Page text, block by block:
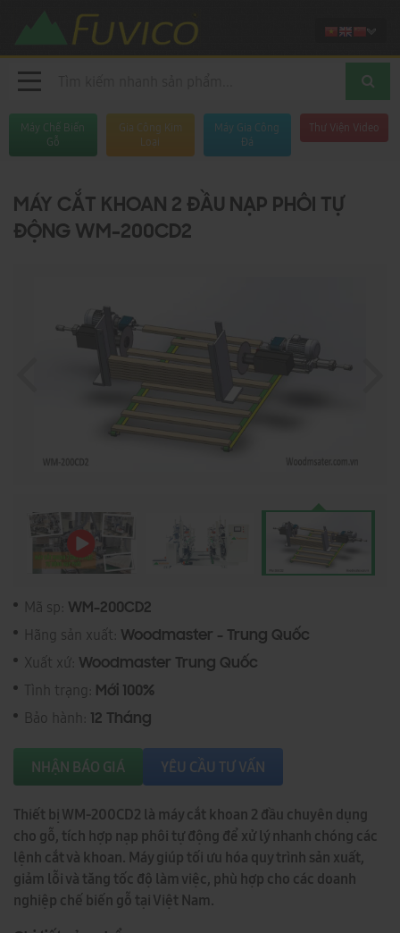
Máy Chế Biến
Gỗ
Gia Công Kim
Loại
Máy Gia Công
Đá
Thư Viện Video
MÁY CẮT KHOAN 2 ĐẦU NẠP PHÔI TỰ
ĐỘNG WM-200CD2
Mã sp: WM-200CD2
Hãng sản xuất: Woodmaster - Trung Quốc
Xuất xứ: Woodmaster Trung Quốc
Tình trạng: Mới 100%
Bảo hành: 12 Tháng
NHẬN BÁO GIÁ YÊU CẦU TƯ VẤN
Thiết bị WM-200CD2 là máy cắt khoan 2 đầu chuyên dụng
cho gỗ, tích hợp nạp phôi tự động để xử lý nhanh chóng các
lệnh cắt và khoan. Máy giúp tối ưu hóa quy trình sản xuất,
giảm lỗi và tăng tốc độ làm việc, phù hợp cho các doanh
nghiệp chế biến gỗ tại Việt Nam.